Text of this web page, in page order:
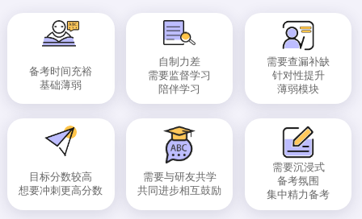
备考时间充裕
基础薄弱
自制力差
需要监督学习
陪伴学习
需要查漏补缺
针对性提升
薄弱模块
目标分数较高
想要冲刺更高分数
需要与研友共学
共同进步相互鼓励
需要沉浸式
备考氛围
集中精力备考